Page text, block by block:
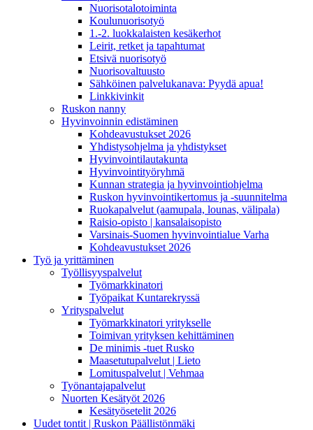
Nuorisotalotoiminta
Koulunuorisotyö
1.-2. luokkalaisten kesäkerhot
Leirit, retket ja tapahtumat
Etsivä nuorisotyö
Nuorisovaltuusto
Sähköinen palvelukanava: Pyydä apua!
Linkkivinkit
Ruskon nanny
Hyvinvoinnin edistäminen
Kohdeavustukset 2026
Yhdistysohjelma ja yhdistykset
Hyvinvointilautakunta
Hyvinvointityöryhmä
Kunnan strategia ja hyvinvointiohjelma
Ruskon hyvinvointikertomus ja -suunnitelma
Ruokapalvelut (aamupala, lounas, välipala)
Raisio-opisto | kansalaisopisto
Varsinais-Suomen hyvinvointialue Varha
Kohdeavustukset 2026
Työ ja yrittäminen
Työllisyyspalvelut
Työmarkkinatori
Työpaikat Kuntarekryssä
Yrityspalvelut
Työmarkkinatori yritykselle
Toimivan yrityksen kehittäminen
De minimis -tuet Rusko
Maasetutupalvelut | Lieto
Lomituspalvelut | Vehmaa
Työnantajapalvelut
Nuorten Kesätyöt 2026
Kesätyösetelit 2026
Uudet tontit | Ruskon Päällistönmäki